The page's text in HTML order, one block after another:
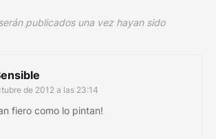
publicados una vez hayan sido
de 2012 a las 23:14
fiero como lo pintan!